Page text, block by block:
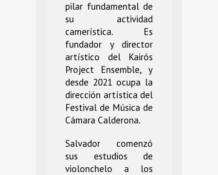
pilar fundamental de
su actividad
camerística. Es
fundador y director
artístico del Kairós
Project Ensemble, y
desde 2021 ocupa la
dirección artística del
Festival de Música de
Cámara Calderona.
Salvador comenzó
sus estudios de
violonchelo a los